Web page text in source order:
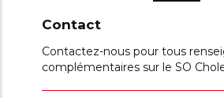
Contact
Contactez-nous pour tous
complémentaires sur le SO